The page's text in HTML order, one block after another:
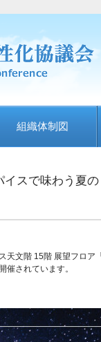
組織体制図
イスで味わう夏
天文階 15階 展望フロ
催されています。